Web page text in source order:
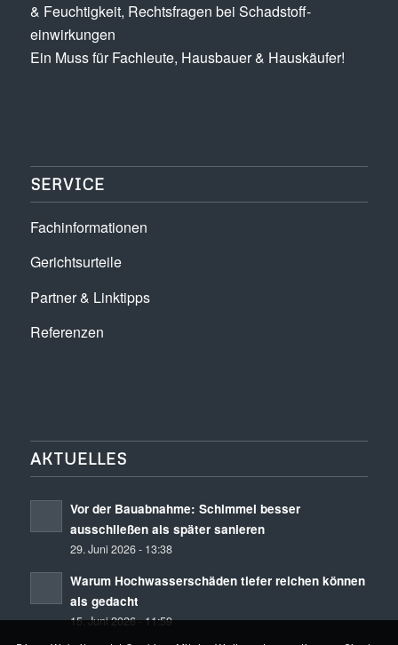
& Feuchtigkeit, Rechts­fragen bei Schadstoff­
einwirkungen
Ein Muss für Fachleute, Hausbauer & Hauskäufer!
SERVICE
Fachinformationen
Gerichtsurteile
Partner & Linktipps
Referenzen
AKTUELLES
Vor der Bauabnahme: Schimmel besser
ausschließen als später sanieren
29. Juni 2026 - 13:38
Warum Hochwasserschäden tiefer reichen können
als gedacht
15. Juni 2026 - 11:59